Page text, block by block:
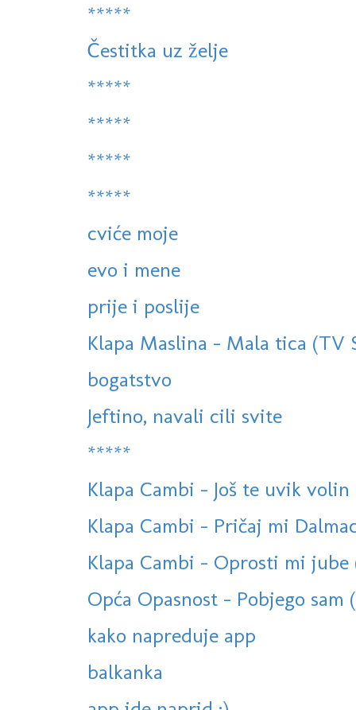
*****
Čestitka uz želje
*****
*****
*****
*****
cviće moje
evo i mene
prije i poslije
Klapa Maslina - Mala tica (TV
bogatstvo
Jeftino, navali cili svite
*****
Klapa Cambi - Još te uvik
Klapa Cambi - Pričaj mi
Klapa Cambi - Oprosti mi jube
Opća Opasnost - Pobjego
kako napreduje app
balkanka